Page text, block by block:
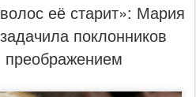
её старит»: Мария
поклонников
преображением